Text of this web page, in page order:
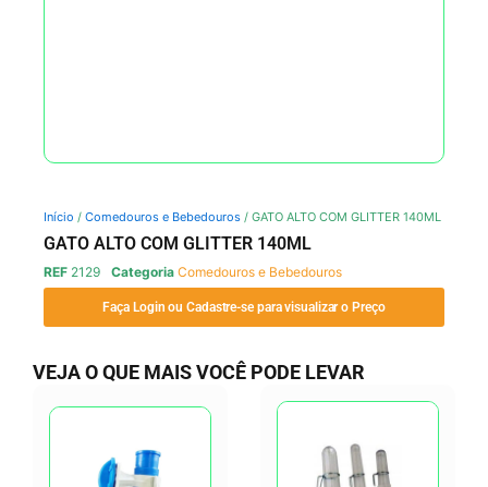
Início / Comedouros e Bebedouros / GATO ALTO COM GLITTER 140ML
GATO ALTO COM GLITTER 140ML
REF 2129 Categoria Comedouros e Bebedouros
Faça Login ou Cadastre-se para visualizar o Preço
VEJA O QUE MAIS VOCÊ PODE LEVAR